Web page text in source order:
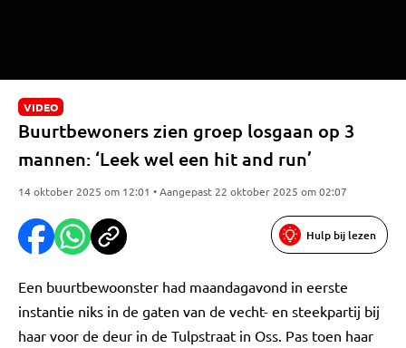
VIDEO
Buurtbewoners zien groep losgaan op 3
mannen: ‘Leek wel een hit and run’
14 oktober 2025 om 12:01 • Aangepast 22 oktober 2025 om 02:07
Hulp bij lezen
Een buurtbewoonster had maandagavond in eerste
instantie niks in de gaten van de vecht- en steekpartij bij
haar voor de deur in de Tulpstraat in Oss. Pas toen haar